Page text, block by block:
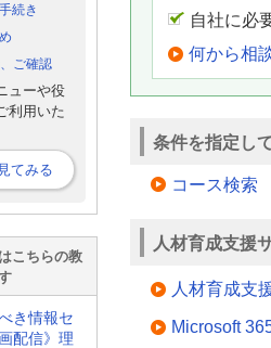
自社に必
何から相
条件を指定し
コース検索
人材育成支援
人材育成支
Microsoft
続き
ご確認
ューや役
利用いた
てみる
こちらの教
き情報セ
配信》理